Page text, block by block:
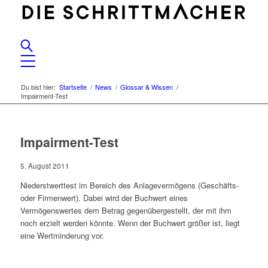
Du bist hier: Startseite / News / Glossar & Wissen /
Impairment-Test
Impairment-Test
5. August 2011
Niederstwerttest im Bereich des Anlagevermögens (Geschäfts-
oder Firmenwert). Dabei wird der Buchwert eines
Vermögenswertes dem Betrag gegenübergestellt, der mit ihm
noch erzielt werden könnte. Wenn der Buchwert größer ist, liegt
eine Wertminderung vor.